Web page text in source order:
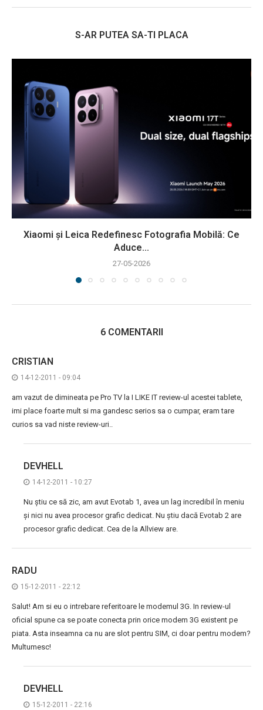
S-AR PUTEA SA-TI PLACA
Xiaomi și Leica Redefinesc Fotografia Mobilă: Ce
Aduce...
27-05-2026
6 COMENTARII
CRISTIAN
14-12-2011 - 09:04
am vazut de dimineata pe Pro TV la I LIKE IT review-ul acestei tablete,
imi place foarte mult si ma gandesc serios sa o cumpar, eram tare
curios sa vad niste review-uri..
DEVHELL
14-12-2011 - 10:27
Nu știu ce să zic, am avut Evotab 1, avea un lag incredibil în meniu
și nici nu avea procesor grafic dedicat. Nu știu dacă Evotab 2 are
procesor grafic dedicat. Cea de la Allview are.
RADU
15-12-2011 - 22:12
Salut! Am si eu o intrebare referitoare le modemul 3G. In review-ul
oficial spune ca se poate conecta prin orice modem 3G existent pe
piata. Asta inseamna ca nu are slot pentru SIM, ci doar pentru modem?
Multumesc!
DEVHELL
15-12-2011 - 22:16